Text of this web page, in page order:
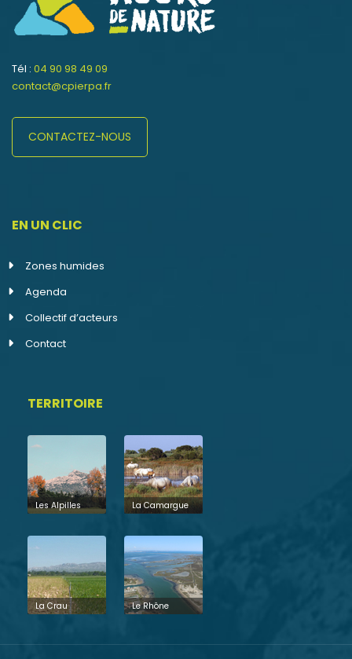
Tél : 04 90 98 49 09
contact@cpierpa.fr
CONTACTEZ-NOUS
EN UN CLIC
Zones humides
Agenda
Collectif d’acteurs
Contact
TERRITOIRE
Les Alpilles La Camargue
La Crau Le Rhône